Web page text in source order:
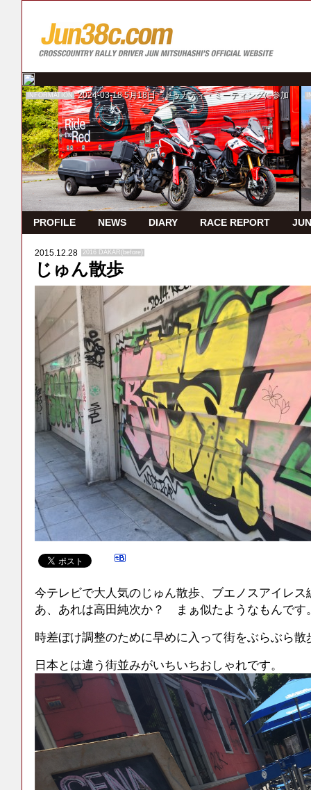
INFORMATION 2024-03-18 5月18日 ドゥカティ・ミーティングに参加
PROFILE NEWS DIARY RACE REPORT
2015.12.28 2016 DAKAR(before)
じゅん散歩
今テレビで大人気のじゅん散歩、ブエノスアイレス
あ、あれは高田純次か？ まぁ似たようなもんです
時差ぼけ調整のために早めに入って街をぶらぶら散
日本とは違う街並みがいちいちおしゃれです。